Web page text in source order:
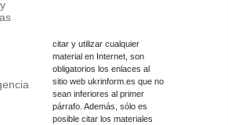
citar y utilizar cualquier
material en Internet, son
obligatorios los enlaces al
sitio web ukrinform.es que no
sean inferiores al primer
párrafo. Además, sólo es
posible citar los materiales